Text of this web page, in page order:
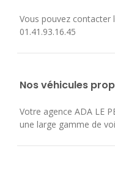
Vous pouvez contacter
01.41.93.16.45
Nos véhicules
Votre agence ADA LE
une large gamme de